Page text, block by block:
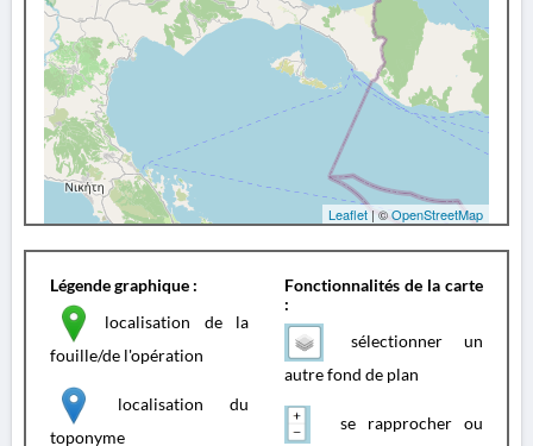
Leaflet| ©OpenStreetMap
Légende graphique :
localisation de la
fouille/de l'opération
localisation du
toponyme
Fonctionnalités de la carte
:
sélectionner un
autre fond de plan
se rapprocher ou